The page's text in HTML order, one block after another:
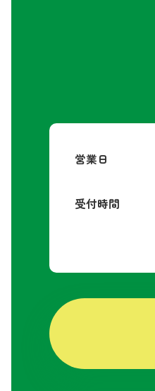
営業日
受付時間